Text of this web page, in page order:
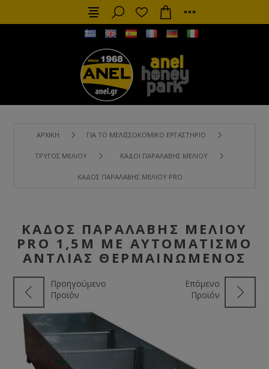
ΑΡΧΙΚΉ ΓΙΑ ΤΟ ΜΕΛΙΣΣΟΚΟΜΙΚΌ ΕΡΓΑΣΤΉΡΙΟ
ΤΡΎΓΟΣ ΜΕΛΙΟΎ ΚΆΔΟΙ ΠΑΡΑΛΑΒΉΣ ΜΕΛΙΟΎ
ΚΆΔΟΣ ΠΑΡΑΛΑΒΉΣ ΜΕΛΙΟΎ PRO 1,5M ΜΕ ΑΥΤΟΜΑΤΙΣΜΌ
ΚΆΔΟΣ ΠΑΡΑΛΑΒΉΣ ΜΕΛΙΟΎ
PRO 1,5M ΜΕ ΑΥΤΟΜΑΤΙΣΜΌ
ΑΝΤΛΊΑΣ ΘΕΡΜΑΙΝΏΜΕΝΟΣ
Προηγούμενο
Προϊόν
Επόμενο
Προϊόν